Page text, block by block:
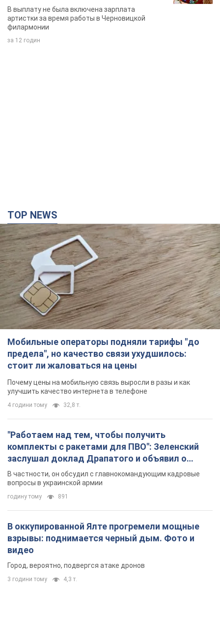
певица
В выплату не была включена зарплата
артистки за время работы в Черновицкой
филармонии
за 12 годин
TOP NEWS
Мобильные операторы подняли тарифы "до
предела", но качество связи ухудшилось:
стоит ли жаловаться на цены
Почему цены на мобильную связь выросли в разы и как
улучшить качество интернета в телефоне
4 години тому 32,8 т.
"Работаем над тем, чтобы получить
комплекты с ракетами для ПВО": Зеленский
заслушал доклад Драпатого и объявил о
новых мерах
В частности, он обсудил с главнокомандующим кадровые
вопросы в украинской армии
годину тому 891
В оккупированной Ялте прогремели мощные
взрывы: поднимается черный дым. Фото и
видео
Город, вероятно, подвергся атаке дронов
3 години тому 4,3 т.